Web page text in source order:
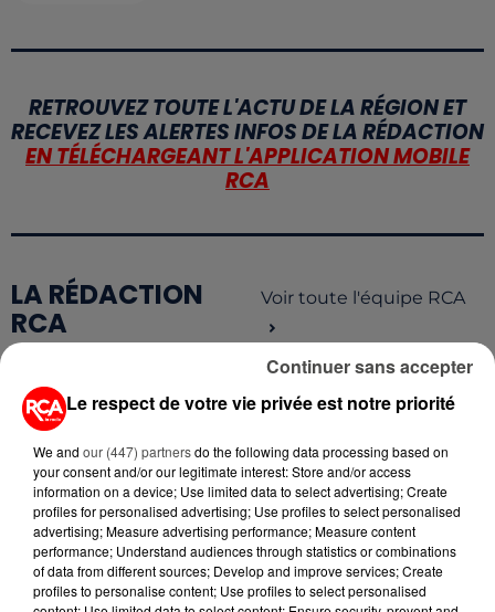
RETROUVEZ TOUTE L'ACTU DE LA RÉGION ET
RECEVEZ LES ALERTES INFOS DE LA RÉDACTION
EN TÉLÉCHARGEANT L'APPLICATION MOBILE
RCA
LA RÉDACTION
RCA
Voir toute l'équipe RCA
Journaliste
Le respect de votre vie privée est notre priorité
We and our (447) partnersdo the following data processing based on
your consent and/or our legitimate interest: Store and/or access
information on a device; Use limited data to select advertising; Create
profiles for personalised advertising; Use profiles to select personalised
advertising; Measure advertising performance; Measure content
performance; Understand audiences through statistics or combinations
of data from different sources; Develop and improve services; Create
profiles to personalise content; Use profiles to select personalised
Continuer sans accepter